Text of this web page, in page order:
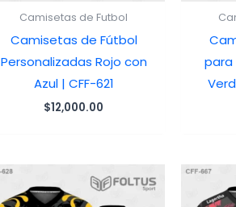
Camisetas de Futbol
Camisetas de Fútbol
Personalizadas Rojo con
Azul | CFF-621
$12,000.00
para